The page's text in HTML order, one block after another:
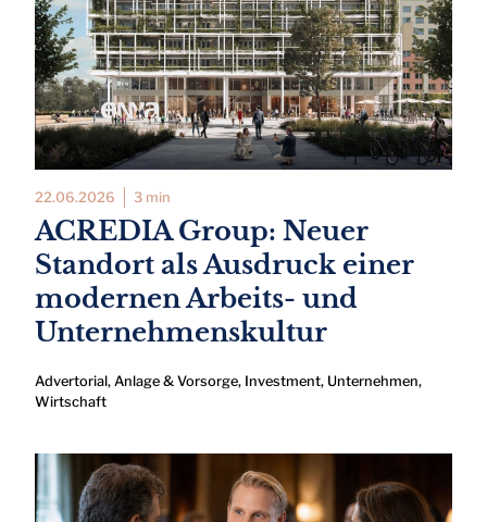
22.06.2026 3 min
ACREDIA Group: Neuer
Standort als Ausdruck einer
modernen Arbeits- und
Unternehmenskultur
Advertorial, Anlage & Vorsorge, Investment, Unternehmen,
Wirtschaft